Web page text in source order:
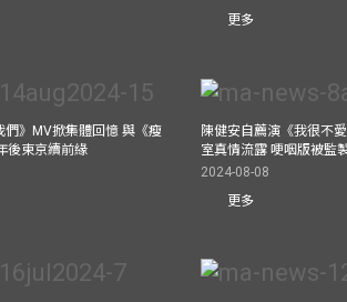
更多
們》MV掀集體回憶 與《瘦
後東京續前緣
陳健安自薦演《我很不
室真情流露 哽咽版被監
2024-08-08
更多